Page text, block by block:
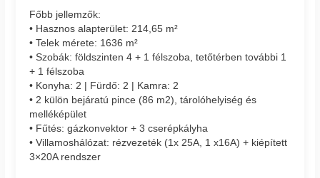
Főbb jellemzők:
• Hasznos alapterület: 214,65 m²
• Telek mérete: 1636 m²
• Szobák: földszinten 4 + 1 félszoba, tetőtérben további 1
+ 1 félszoba
• Konyha: 2 | Fürdő: 2 | Kamra: 2
• 2 külön bejáratú pince (86 m2), tárolóhelyiség és
melléképület
• Fűtés: gázkonvektor + 3 cserépkályha
• Villamoshálózat: rézvezeték (1x 25A, 1 x16A) + kiépített
3×20A rendszer